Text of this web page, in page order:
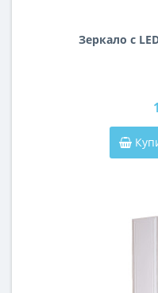
Зеркало с